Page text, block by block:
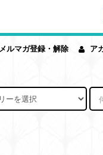
メルマガ登録・解除 ア